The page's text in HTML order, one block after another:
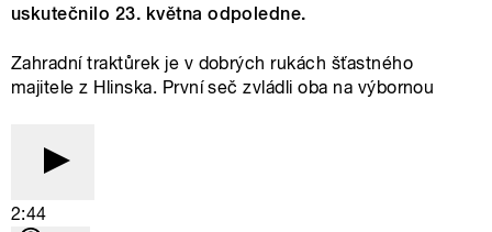
uskutečnilo 23. května odpoledne.
Zahradní traktůrek je v dobrých rukách šťastného
majitele z Hlinska. První seč zvládli oba na výbornou
2:44